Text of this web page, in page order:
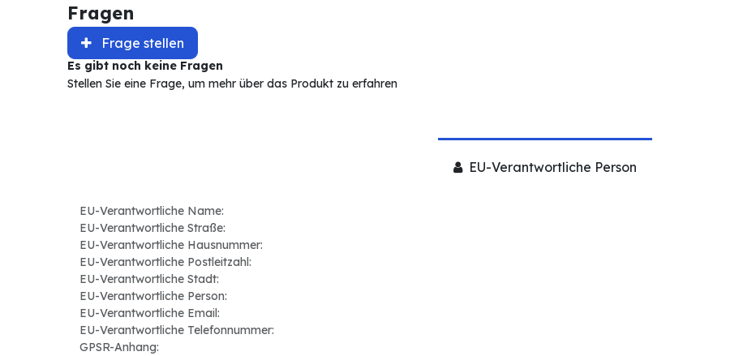
Fragen
Frage stellen
Es gibt noch keine Fragen
Stellen Sie eine Frage, um mehr über das Produkt zu erfahren
EU-Verantwortliche Person
EU-Verantwortliche Name:
EU-Verantwortliche Straße:
EU-Verantwortliche Hausnummer:
EU-Verantwortliche Postleitzahl:
EU-Verantwortliche Stadt:
EU-Verantwortliche Person:
EU-Verantwortliche Email:
EU-Verantwortliche Telefonnummer:
GPSR-Anhang: